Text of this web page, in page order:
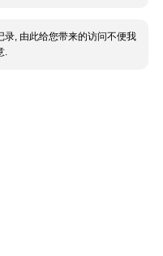
录, 由此给您带来的访问不便我
.